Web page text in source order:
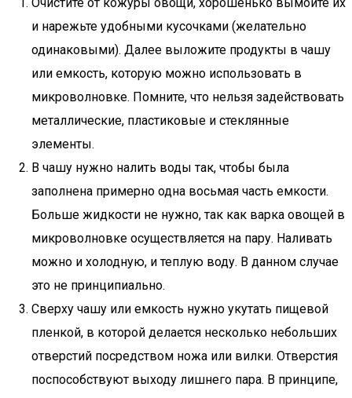
и нарежьте удобными кусочками (желательно
одинаковыми). Далее выложите продукты в чашу
или емкость, которую можно использовать в
микроволновке. Помните, что нельзя задействовать
металлические, пластиковые и стеклянные
элементы.
В чашу нужно налить воды так, чтобы была
заполнена примерно одна восьмая часть емкости.
Больше жидкости не нужно, так как варка овощей в
микроволновке осуществляется на пару. Наливать
можно и холодную, и теплую воду. В данном случае
это не принципиально.
Сверху чашу или емкость нужно укутать пищевой
пленкой, в которой делается несколько небольших
отверстий посредством ножа или вилки. Отверстия
поспособствуют выходу лишнего пара. В принципе,